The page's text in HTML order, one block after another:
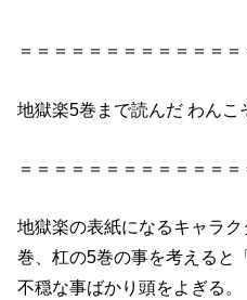
＝＝＝＝＝＝＝＝＝＝＝＝＝
地獄楽5巻まで読んだ わんこ
＝＝＝＝＝＝＝＝＝＝＝＝＝
地獄楽の表紙になるキャラ
巻、杠の5巻の事を考えると
不穏な事ばかり頭をよぎる。